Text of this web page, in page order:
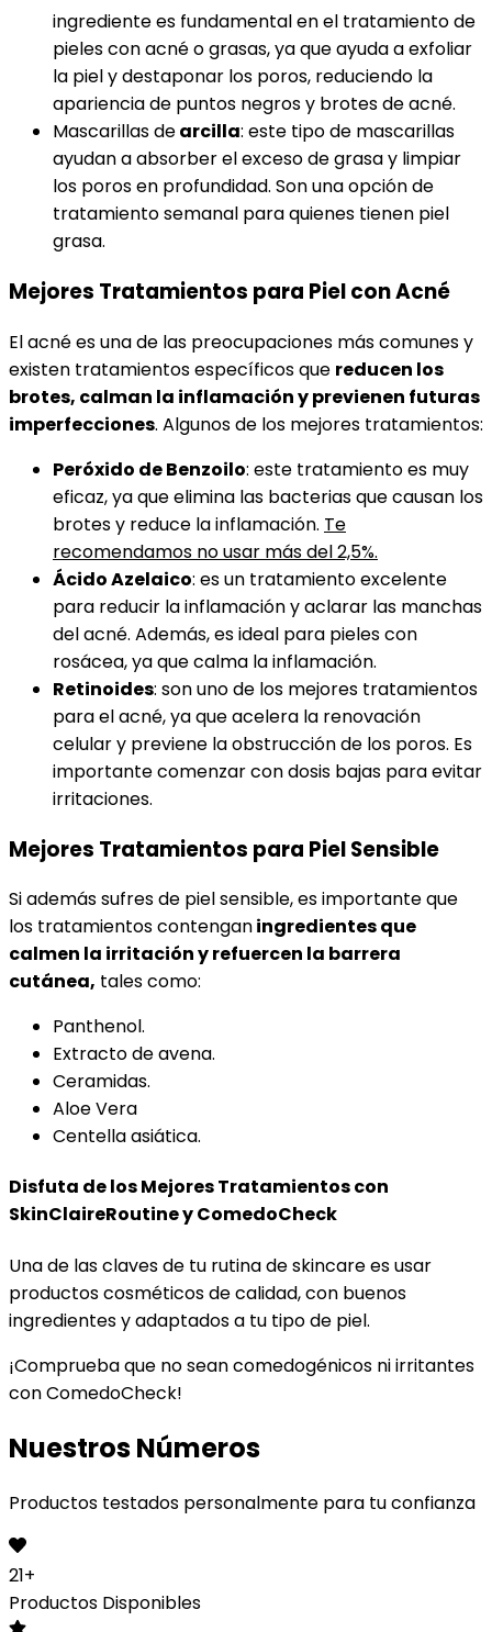
ingrediente es fundamental en el tratamiento de
pieles con acné o grasas, ya que ayuda a exfoliar
la piel y destaponar los poros, reduciendo la
apariencia de puntos negros y brotes de acné.
Mascarillas dearcilla: este tipo de mascarillas
ayudan a absorber el exceso de grasa y limpiar
los poros en profundidad. Son una opción de
tratamiento semanal para quienes tienen piel
grasa.
Mejores Tratamientos para Piel con Acné
El acné es una de las preocupaciones más comunes y
existen tratamientos específicos que reducen los
brotes, calman la inflamación y previenen futuras
imperfecciones. Algunos de los mejores tratamientos:
Peróxido de Benzoilo: este tratamiento es muy
eficaz, ya que elimina las bacterias que causan los
brotes y reduce la inflamación. Te
recomendamos no usar más del 2,5%.
Ácido Azelaico: es un tratamiento excelente
para reducir la inflamación y aclarar las manchas
del acné. Además, es ideal para pieles con
rosácea, ya que calma la inflamación.
Retinoides: son uno de los mejores tratamientos
para el acné, ya que acelera la renovación
celular y previene la obstrucción de los poros. Es
importante comenzar con dosis bajas para evitar
irritaciones.
Mejores Tratamientos para Piel Sensible
Si además sufres de piel sensible, es importante que
los tratamientos contenganingredientes que
calmen la irritación y refuercen la barrera
cutánea, tales como:
Panthenol.
Extracto de avena.
Ceramidas.
Aloe Vera
Centella asiática.
Disfuta de los Mejores Tratamientos con
SkinClaireRoutine y ComedoCheck
Una de las claves de tu rutina de skincare es usar
productos cosméticos de calidad, con buenos
ingredientes y adaptados a tu tipo de piel.
¡Comprueba que no sean comedogénicos ni irritantes
con ComedoCheck!
Nuestros Números
Productos testados personalmente para tu confianza
21+
Productos Disponibles